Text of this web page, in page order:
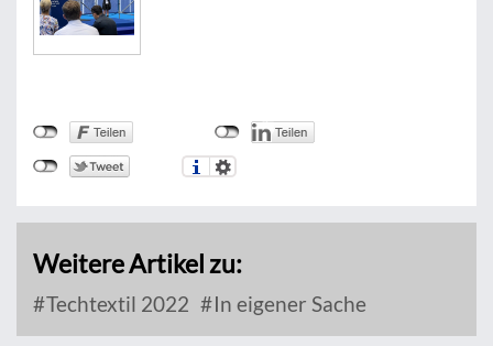
Weitere Artikel zu:
Techtextil 2022 In eigener Sache